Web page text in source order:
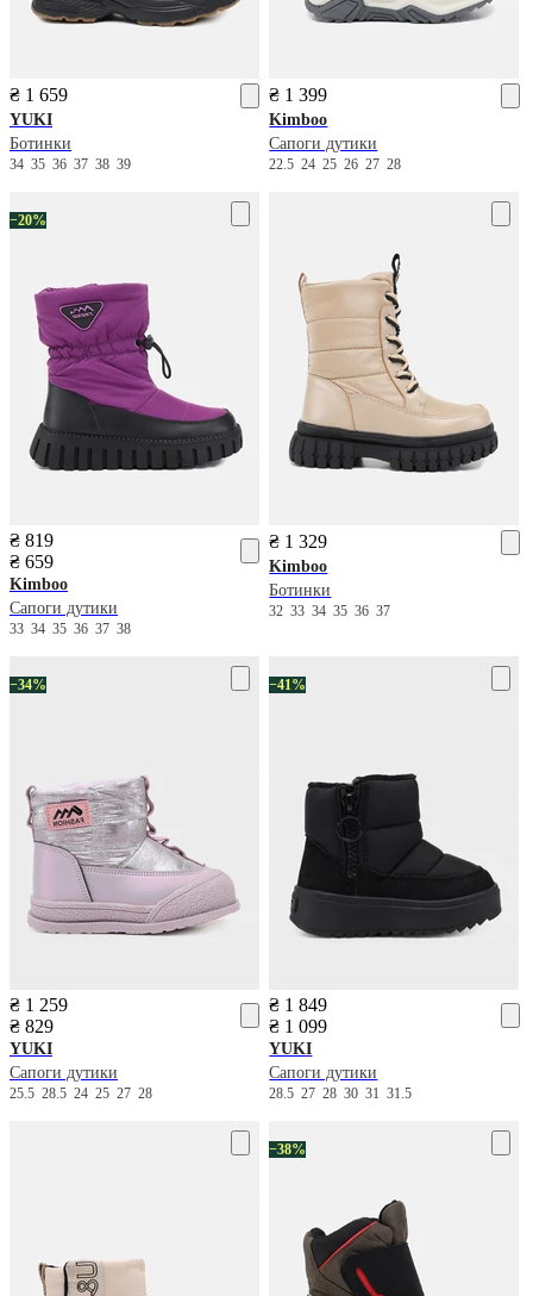
₴ 1 659
YUKI
Ботинки
34 35 36 37 38 39
₴ 1 399
Kimboo
Сапоги дутики
22.52425262728
−20%
₴ 819
₴ 659
Kimboo
Сапоги дутики
33 34 35 36 37 38
₴ 1 329
Kimboo
Ботинки
323334353637
−34%
₴ 1 259
₴ 829
YUKI
Сапоги дутики
25.5 28.5 24 25 27 28
−41%
₴ 1 849
₴ 1 099
YUKI
Сапоги дутики
28.52728303131.5
−38%